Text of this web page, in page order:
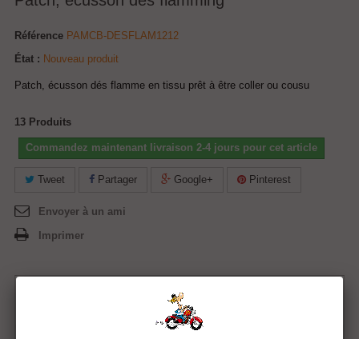
Référence PAMCB-DESFLAM1212
État : Nouveau produit
Patch, écusson dés flamme en tissu prêt à être coller ou cousu
13 Produits
Commandez maintenant livraison 2-4 jours pour cet article
Tweet Partager Google+ Pinterest
Envoyer à un ami
Imprimer